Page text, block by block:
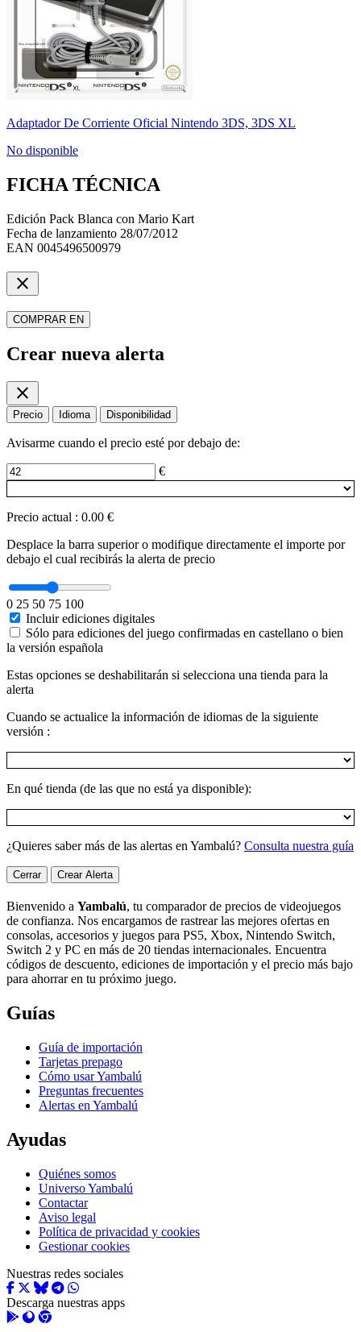
Adaptador De Corriente Oficial Nintendo 3DS, 3DS XL
No disponible
FICHA TÉCNICA
Edición Pack Blanca con Mario Kart
Fecha de lanzamiento 28/07/2012
EAN 0045496500979
close
COMPRAR EN
Crear nueva alerta
close
Precio Idioma Disponibilidad
Avisarme cuando el precio esté por debajo de:
€
Precio actual : 0.00 €
Desplace la barra superior o modifique directamente el importe por
debajo el cual recibirás la alerta de precio
0 25 50 75 100
Incluir ediciones digitales
Sólo para ediciones del juego confirmadas en castellano o bien
la versión española
Estas opciones se deshabilitarán si selecciona una tienda para la
alerta
Cuando se actualice la información de idiomas de la siguiente
versión :
En qué tienda (de las que no está ya disponible):
¿Quieres saber más de las alertas en Yambalú? Consulta nuestra guía
Cerrar Crear Alerta
Bienvenido a Yambalú, tu comparador de precios de videojuegos
de confianza. Nos encargamos de rastrear las mejores ofertas en
consolas, accesorios y juegos para PS5, Xbox, Nintendo Switch,
Switch 2 y PC en más de 20 tiendas internacionales. Encuentra
códigos de descuento, ediciones de importación y el precio más bajo
para ahorrar en tu próximo juego.
Guías
Guía de importación
Tarjetas prepago
Cómo usar Yambalú
Preguntas frecuentes
Alertas en Yambalú
Ayudas
Quiénes somos
Universo Yambalú
Contactar
Aviso legal
Política de privacidad y cookies
Gestionar cookies
Nuestras redes sociales
Descarga nuestras apps